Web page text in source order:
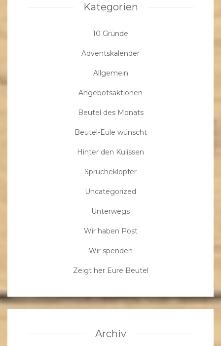
Kategorien
10 Gründe
Adventskalender
Allgemein
Angebotsaktionen
Beutel des Monats
Beutel-Eule wünscht
Hinter den Kulissen
Sprücheklopfer
Uncategorized
Unterwegs
Wir haben Post
Wir spenden
Zeigt her Eure Beutel
Archiv